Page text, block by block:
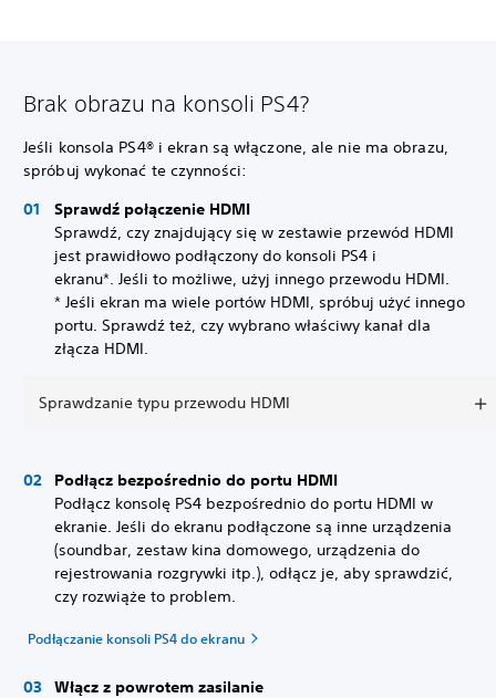
Brak obrazu na konsoli PS4?
Jeśli konsola PS4® i ekran są włączone, ale nie ma obrazu,
spróbuj wykonać te czynności:
Sprawdź połączenie HDMI
Sprawdź, czy znajdujący się w zestawie przewód HDMI
jest prawidłowo podłączony do konsoli PS4 i
ekranu*. Jeśli to możliwe, użyj innego przewodu HDMI.
* Jeśli ekran ma wiele portów HDMI, spróbuj użyć innego
portu. Sprawdź też, czy wybrano właściwy kanał dla
złącza HDMI.
Sprawdzanie typu przewodu HDMI
Podłącz bezpośrednio do portu HDMI
Podłącz konsolę PS4 bezpośrednio do portu HDMI w
ekranie. Jeśli do ekranu podłączone są inne urządzenia
(soundbar, zestaw kina domowego, urządzenia do
rejestrowania rozgrywki itp.), odłącz je, aby sprawdzić,
czy rozwiąże to problem.
Podłączanie konsoli PS4 do ekranu
Włącz z powrotem zasilanie